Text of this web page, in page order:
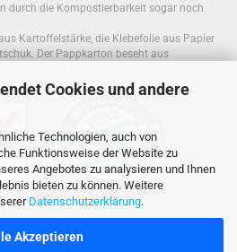
Cookies und andere
Technologien, auch von
Funktionsweise der Website zu
Angebotes zu analysieren und Ihnen
bieten zu können. Weitere
Datenschutzerklärung.
Akzeptieren
durch die Kompostierbarkeit sogar noch
Kartoffelstärke, die Klebefolie aus Papier
Der Pappkarton beseht aus
befinden.